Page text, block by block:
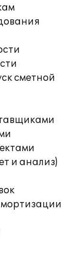
сметной
и анализ)